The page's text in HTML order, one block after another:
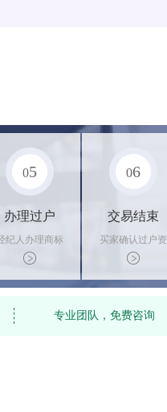
05
办理过户
纪人办理商标
转让手续，交付
相关证书
06
交易结束
买家确认过户资
料后，平台解冻
资金支付卖家
专业团队，免费咨询